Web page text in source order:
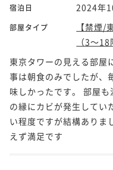
宿泊日 2024年
部屋タイプ
【禁煙/
（3～18
東京タワーの見える部屋
事は朝食のみでしたが、
味しかったです。 部屋
の縁にカビが発生してい
い程度ですが結構ありま
えず満足です